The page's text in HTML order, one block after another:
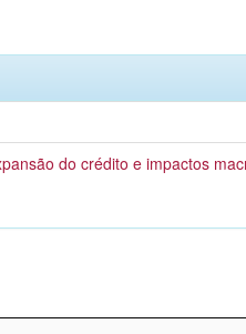
do crédito e impactos